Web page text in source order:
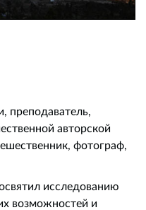
преподаватель,
авторской
фотограф,
исследованию
возможностей и